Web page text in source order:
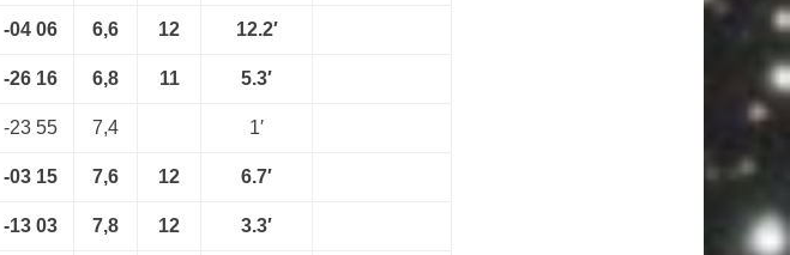
-04 06 6,6 12 12.2′
-26 16 6,8 11 5.3′
-23 55 7,4 1′
-03 15 7,6 12 6.7′
-13 03 7,8 12 3.3′